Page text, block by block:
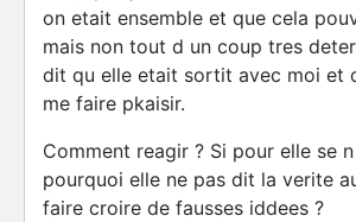
on etait ensemble et que cela
mais non tout d un coup tres
dit qu elle etait sortit avec moi et
me faire pkaisir.
Comment reagir ? Si pour elle se
pourquoi elle ne pas dit la verite
faire croire de fausses iddees ?